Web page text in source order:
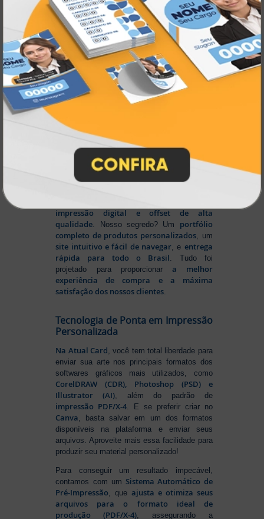
impressão sob demanda e web to printse
popularizarem, aAtual Card já estava
transformando o mercado gráfico.
Nascemos digitais e seguimosinovando
continuamente, investindo em
tecnologia
de ponta para garantir a melhor experiência
emprodutos personalizados e impressão
online
. Tudo isso para oferecer
agilidade,
qualidade e soluções inteligentes
Liderança e Qualidade em
Impressão
Prestes a completar três décadas de
inovação e serviços, a Atual Card segue
impressão digital e offset de alta
qualidade . Nosso segredo? Um portfólio
completo de produtos personalizados , um
site intuitivo e fácil de navegar , e entrega
rápida para todo o Brasil . Tudo foi
projetado para proporcionara melhor
experiência de compra e a máxima
satisfação dos nossos clientes
Tecnologia de Ponta em Impressão
Personalizada
Na Atual Card, você tem total liberdade para
enviar sua arte nos principais formatos dos
softwares gráficos mais utilizados, como
CorelDRAW (CDR), Photoshop (PSD) e
Illustrator (AI), além do padrão de
impressão PDF/X-4. E se preferir criar no
Canva, basta salvar em um dos formatos
disponíveis na plataforma e enviar seus
arquivos. Aproveite mais essa facilidade para
produzir seu material personalizado!
Para conseguir um resultado impecável,
contamos com um Sistema Automático de
Pré-Impressão, queajusta e otimiza seus
arquivos para o formato ideal de
produção (PDF/X-4), assegurando a